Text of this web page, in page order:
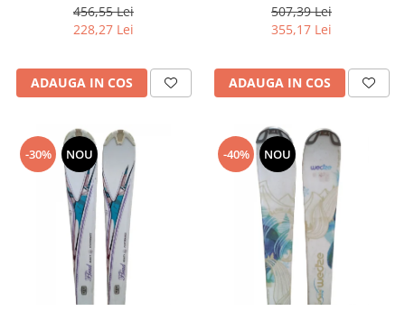
456,55 Lei
228,27 Lei
ADAUGA IN COS
507,39 Lei
355,17 Lei
ADAUGA IN COS
-30% NOU -40% NOU